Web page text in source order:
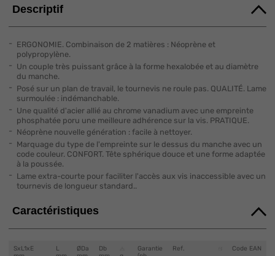
Descriptif
ERGONOMIE. Combinaison de 2 matières : Néoprène et
polypropylène.
Un couple très puissant grâce à la forme hexalobée et au diamètre
du manche.
Posé sur un plan de travail, le tournevis ne roule pas. QUALITÉ. Lame
surmoulée : indémanchable.
Une qualité d'acier allié au chrome vanadium avec une empreinte
phosphatée poru une meilleure adhérence sur la vis. PRATIQUE.
Néoprène nouvelle génération : facile à nettoyer.
Marquage du type de l'empreinte sur le dessus du manche avec un
code couleur. CONFORT. Tête sphérique douce et une forme adaptée
à la poussée.
Lame extra-courte pour faciliter l'accès aux vis inaccessible avec un
tournevis de longueur standard..
Caractéristiques
SxL1xE
L
ØDa
Db
Garantie
Ref. Code EAN